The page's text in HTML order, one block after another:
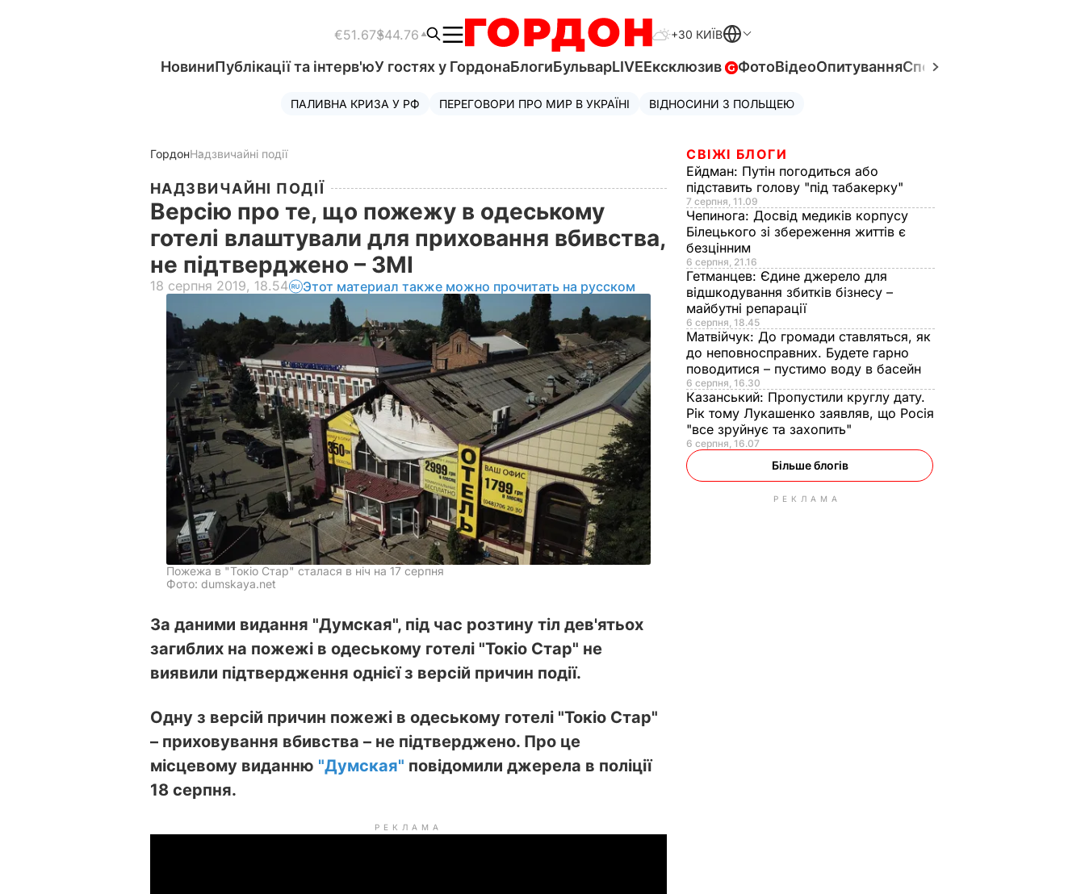
€51.67$44.76 +30 КИЇВ
НовиниПублікації та інтерв'юУ гостях у ГордонаБлогиБульварLIVEЕксклюзив ФотоВідеоОпитуванняСпецпроєкти
ПАЛИВНА КРИЗА У РФ ПЕРЕГОВОРИ ПРО МИР В УКРАЇНІ ВІДНОСИНИ З ПОЛЬЩЕЮ
ГордонНадзвичайні події
НАДЗВИЧАЙНІ ПОДІЇ
Версію про те, що пожежу в одеському
готелі влаштували для приховання вбивства,
не підтверджено – ЗМІ
18 серпня 2019, 18.54 Этот материал также можно прочитать на русском
Пожежа в "Токіо Стар" сталася в ніч на 17 серпня
Фото: dumskaya.net
За даними видання "Думская", під час розтину тіл дев'ятьох
загиблих на пожежі в одеському готелі "Токіо Стар" не
виявили підтвердження однієї з версій причин події.
Одну з версій причин пожежі в одеському готелі "Токіо Стар"
– приховування вбивства – не підтверджено. Про це
місцевому виданню "Думская" повідомили джерела в поліції
18 серпня.
РЕКЛАМА
СВІЖІ БЛОГИ
Ейдман: Путін погодиться або
підставить голову "під табакерку"
7 серпня, 11.09
Чепинога: Досвід медиків корпусу
Білецького зі збереження життів є
безцінним
6 серпня, 21.16
Гетманцев: Єдине джерело для
відшкодування збитків бізнесу –
майбутні репарації
6 серпня, 18.45
Матвійчук: До громади ставляться, як
до неповносправних. Будете гарно
поводитися – пустимо воду в басейн
6 серпня, 16.30
Казанський: Пропустили круглу дату.
Рік тому Лукашенко заявляв, що Росія
"все зруйнує та захопить"
6 серпня, 16.07
Більше блогів
РЕКЛАМА